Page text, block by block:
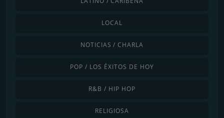
LOCAL
NOTICIAS / CHARLA
POP / LOS ÉXITOS DE HOY
R&B / HIP HOP
RELIGIOSA